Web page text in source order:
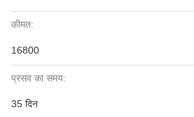
कीमत:
16800
प्रसव का समय:
35 दिन